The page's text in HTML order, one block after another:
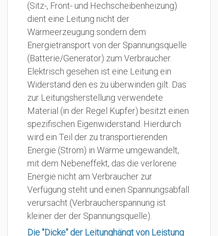
(Sitz-, Front- und Hechscheibenheizung)
dient eine Leitung nicht der
Wärmeerzeugung sondern dem
Energietransport von der Spannungsquelle
(Batterie/Generator) zum Verbraucher.
Elektrisch gesehen ist eine Leitung ein
Widerstand den es zu überwinden gilt. Das
zur Leitungsherstellung verwendete
Material (in der Regel Kupfer) besitzt einen
spezifischen Eigenwiderstand. Hierdurch
wird ein Teil der zu transportierenden
Energie (Strom) in Wärme umgewandelt,
mit dem Nebeneffekt, das die verlorene
Energie nicht am Verbraucher zur
Verfügung steht und einen Spannungsabfall
verursacht (Verbraucherspannung ist
kleiner der der Spannungsquelle).
Die "Dicke" der Leitunghängt von Leistung